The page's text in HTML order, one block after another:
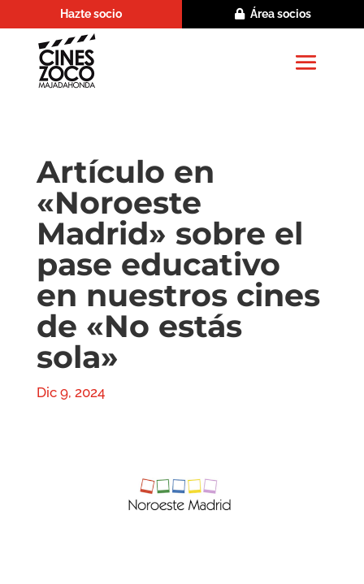
Hazte socio Área socios
Artículo en
«Noroeste
Madrid» sobre el
pase educativo
en nuestros cines
de «No estás
sola»
Dic 9, 2024